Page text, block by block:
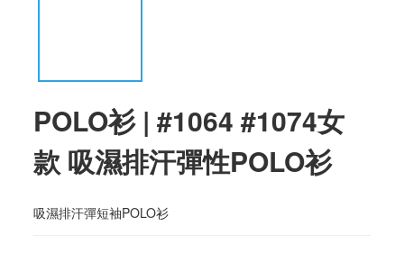
POLO衫 | #1064 #1074女
款 吸濕排汗彈性POLO衫
吸濕排汗彈短袖POLO衫